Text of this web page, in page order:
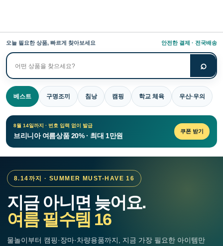
오늘 필요한 상품, 빠르게 찾아보세요 안전한 결제 · 전국배송
상
품
검
색
⌕
베스트 구명조끼 침낭 캠핑 학교 체육 우산·우의
8월 14일까지 · 번호 입력 없이 발급
브리니아 여름상품 20% · 최대 1만원
쿠폰 받기
8.14까지 · SUMMER MUST-HAVE 16
지금 아니면 늦어요.
여름 필수템 16
물놀이부터 캠핑·장마·차량용품까지, 지금 가장 필요한 아이템만